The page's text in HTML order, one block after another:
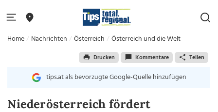
Home Nachrichten Österreich Österreich und die Welt
Drucken Kommentare Teilen
tips.at als bevorzugte Google-Quelle hinzufügen
Niederösterreich fördert